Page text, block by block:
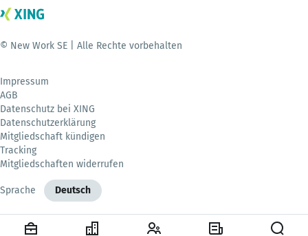
© New Work SE | Alle Rechte vorbehalten
Impressum
AGB
Datenschutz bei XING
Datenschutzerklärung
Mitgliedschaft kündigen
Tracking
Mitgliedschaften widerrufen
Sprache Deutsch